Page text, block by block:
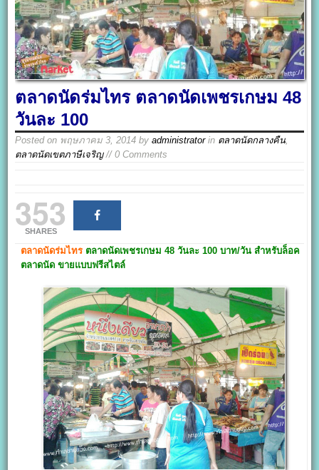
ตลาดนัดร่มไทร ตลาดนัดเพชรเกษม 48
วันละ 100
Posted on พฤษภาคม 3, 2014 byadministratorin ตลาดนัดกลางคืน,
ตลาดนัดเขตภาษีเจริญ// 0 Comments
353
SHARES
ตลาดนัดร่มไทร ตลาดนัดเพชรเกษม 48 วันละ 100 บาท/วัน สำหรับล็อค
ตลาดนัด ขายแบบฟรีสไตล์